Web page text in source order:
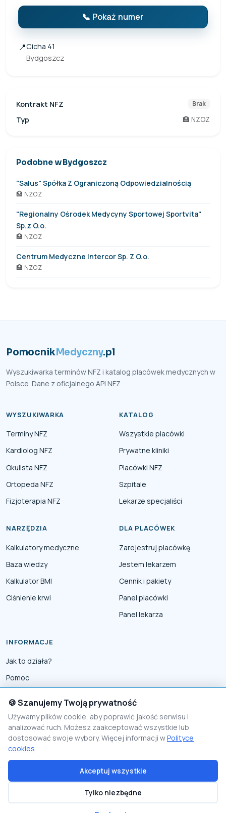
📞 Pokaż numer
📍Cicha 41
Bydgoszcz
Kontrakt NFZ Brak
Typ 🏥 NZOZ
Podobne w Bydgoszcz
"Salus" Spółka Z Ograniczoną Odpowiedzialnością
🏥 NZOZ
"Regionalny Ośrodek Medycyny Sportowej Sportvita"
Sp.z O.o.
🏥 NZOZ
Centrum Medyczne Intercor Sp. Z O.o.
🏥 NZOZ
PomocnikMedyczny.pl
Wyszukiwarka terminów NFZ i katalog placówek medycznych w
Polsce. Dane z oficjalnego API NFZ.
WYSZUKIWARKA
Terminy NFZ
Kardiolog NFZ
Okulista NFZ
Ortopeda NFZ
Fizjoterapia NFZ
KATALOG
Wszystkie placówki
Prywatne kliniki
Placówki NFZ
Szpitale
Lekarze specjaliści
NARZĘDZIA
Kalkulatory medyczne
Baza wiedzy
Kalkulator BMI
Ciśnienie krwi
DLA PLACÓWEK
Zarejestruj placówkę
Jestem lekarzem
Cennik i pakiety
Panel placówki
Panel lekarza
INFORMACJE
Jak to działa?
Pomoc
Polityka prywatności
Polityka Cookies
© 2026 PomocnikMedyczny
Visio Lab - rozwiązania e-commerce
🍪 Szanujemy Twoją prywatność
Używamy plików cookie, aby poprawić jakość serwisu i
analizować ruch. Możesz zaakceptować wszystkie lub
dostosować swoje wybory. Więcej informacji wPolityce
cookies.
Akceptuj wszystkie
Tylko niezbędne